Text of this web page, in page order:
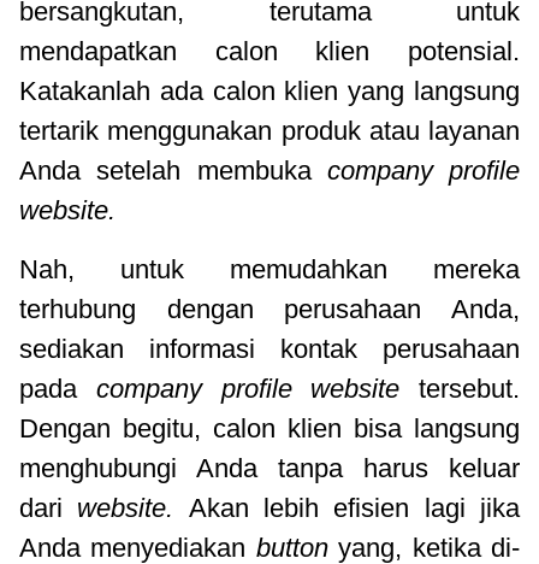
bersangkutan, terutama untuk
mendapatkan calon klien potensial.
Katakanlah ada calon klien yang langsung
tertarik menggunakan produk atau layanan
Anda setelah membuka company profile
website.
Nah, untuk memudahkan mereka
terhubung dengan perusahaan Anda,
sediakan informasi kontak perusahaan
pada company profile website tersebut.
Dengan begitu, calon klien bisa langsung
menghubungi Anda tanpa harus keluar
dari website. Akan lebih efisien lagi jika
Anda menyediakan buttonyang, ketika di-